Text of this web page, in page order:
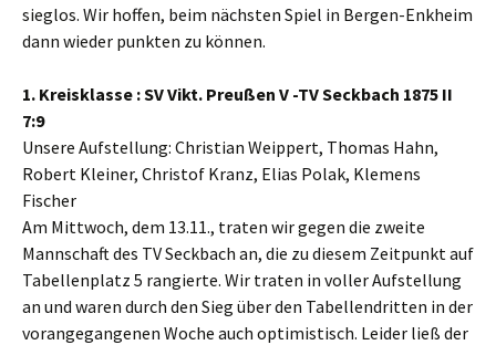
sieglos. Wir hoffen, beim nächsten Spiel in Bergen-Enkheim
dann wieder punkten zu können.
1. Kreisklasse : SV Vikt. Preußen V -TV Seckbach 1875 II
7:9
Unsere Aufstellung: Christian Weippert, Thomas Hahn,
Robert Kleiner, Christof Kranz, Elias Polak, Klemens
Fischer
Am Mittwoch, dem 13.11., traten wir gegen die zweite
Mannschaft des TV Seckbach an, die zu diesem Zeitpunkt auf
Tabellenplatz 5 rangierte. Wir traten in voller Aufstellung
an und waren durch den Sieg über den Tabellendritten in der
vorangegangenen Woche auch optimistisch. Leider ließ der